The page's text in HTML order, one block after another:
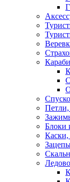
Петли,
Блоки